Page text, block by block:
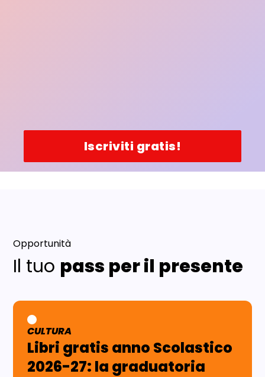
Iscriviti gratis!
Opportunità
Il tuo pass per il presente
Libri gratis anno Scolastico
2026-27: la graduatoria
AREA TEMATICA:
CULTURA